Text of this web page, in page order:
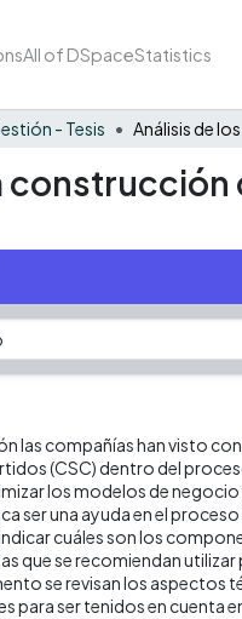
All of DSpaceStatistics
- Tesis
las compañías han visto
(CSC) dentro del
los modelos de
ser una ayuda en el
cuáles son los
que se recomiendan utilizar
se revisan los aspectos
para ser tenidos en cuenta